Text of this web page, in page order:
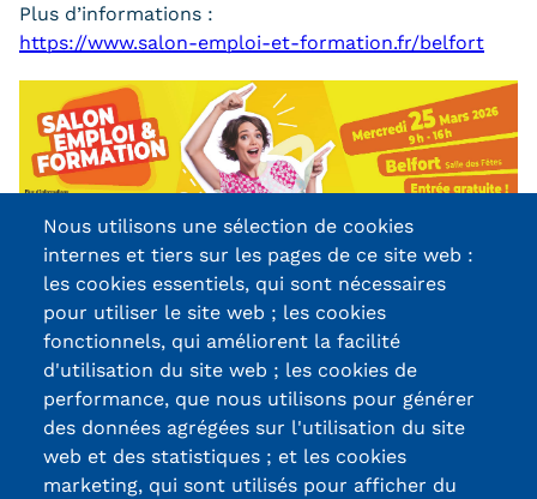
Taxe d'apprentissage
Infos enseignants
Être enseignant au Cnam
Infos partenaires
Liste des partenaires
Communication
Kits communications Cnam
Prospect
Fiche contact salons, forums,
JPO
Plus d’informations :
https://www.salon-emploi-et-formation.fr/belfort
Certifications /
Labels qualité
Nous utilisons une sélection de cookies
internes et tiers sur les pages de ce site web :
les cookies essentiels, qui sont nécessaires
pour utiliser le site web ; les cookies
fonctionnels, qui améliorent la facilité
d'utilisation du site web ; les cookies de
performance, que nous utilisons pour générer
des données agrégées sur l'utilisation du site
web et des statistiques ; et les cookies
marketing, qui sont utilisés pour afficher du